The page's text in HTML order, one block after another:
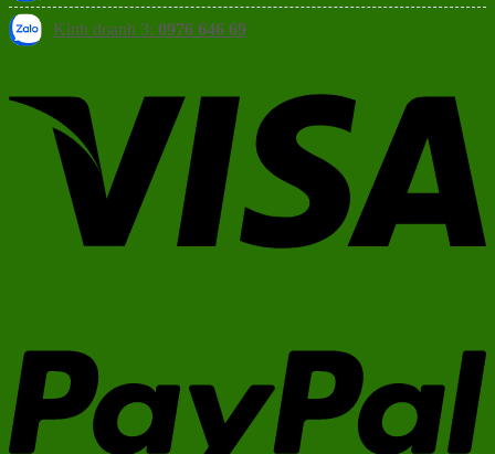
Kinh doanh 3: 0976 646 69